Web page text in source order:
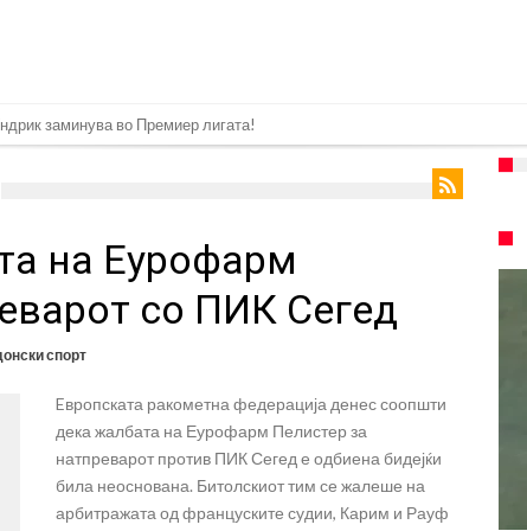
Голема загуба во семејството на Меси
во Реал Мадрид: Ова се трите нови правила за успех
најважниот летен трансфер на Атлетико?!
скандалозни информации, добивала пари од УЕФА
Атлетико
по ѕвездата на Серија А?
во Реал Мадрид: Ова се трите нови правила
Ливерпул се засили од Барселона!
на Еурофарм
со ПИК Сегед
спорт
Eвропската ракометна федерација денес соопшти
дека жалбата на Еурофарм Пелистер за
натпреварот против ПИК Сегед е одбиена бидејќи
била неоснована. Битолскиот тим се жалеше на
арбитражата од француските судии, Карим и Рауф